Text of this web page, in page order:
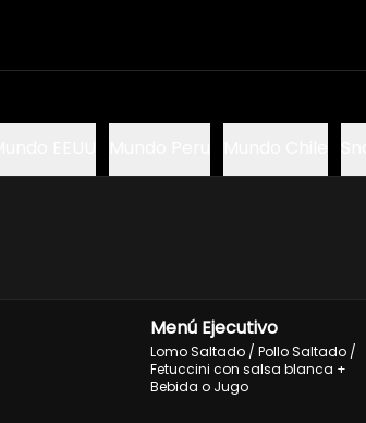
Menú Ejecutivo
Lomo Saltado / Pollo Saltado /
Fetuccini con salsa blanca +
Bebida o Jugo